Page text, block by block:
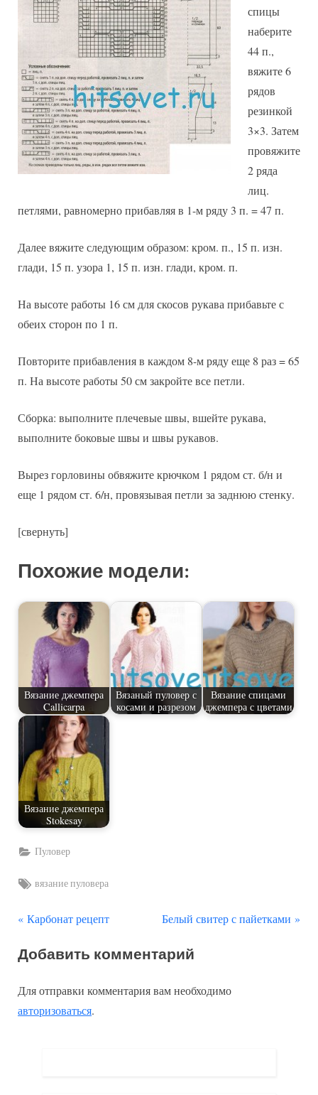
спицы
наберите
44 п.,
вяжите 6
рядов
резинкой
3×3. Затем
провяжите
2 ряда
лиц.
петлями, равномерно прибавляя в 1-м ряду 3 п. = 47 п.
Далее вяжите следующим образом: кром. п., 15 п. изн.
глади, 15 п. узора 1, 15 п. изн. глади, кром. п.
На высоте работы 16 см для скосов рукава прибавьте с
обеих сторон по 1 п.
Повторите прибавления в каждом 8-м ряду еще 8 раз = 65
п. На высоте работы 50 см закройте все петли.
Сборка: выполните плечевые швы, вшейте рукава,
выполните боковые швы и швы рукавов.
Вырез горловины обвяжите крючком 1 рядом ст. б/н и
еще 1 рядом ст. 6/н, провязывая петли за заднюю стенку.
[свернуть]
Похожие модели:
Вязание джемпера
Callicarpa
Вязаный пуловер с
косами и разрезом
Вязание спицами
джемпера с цветами
Вязание джемпера
Stokesay
Пуловер
Tags:
вязание пуловера
Навигация
по
записям
П
е
ы
д
Карбонат рецепт
С
е
у
Белый свитер с пайетками
Добавить комментарий
Для отправки комментария вам необходимо
авторизоваться.